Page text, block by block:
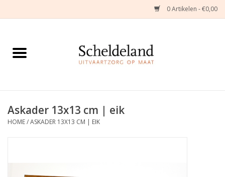
0 Artikelen - €0,00
Home
Herinneringsjuwelen
Askader 13x13 cm | eik
HOME/ASKADER 13X13 CM | EIK